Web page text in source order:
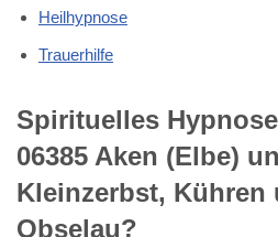
Heilhypnose
Trauerhilfe
Spirituelles
06385 Aken (Elbe)
Kleinzerbst, Kühren
Obselau?